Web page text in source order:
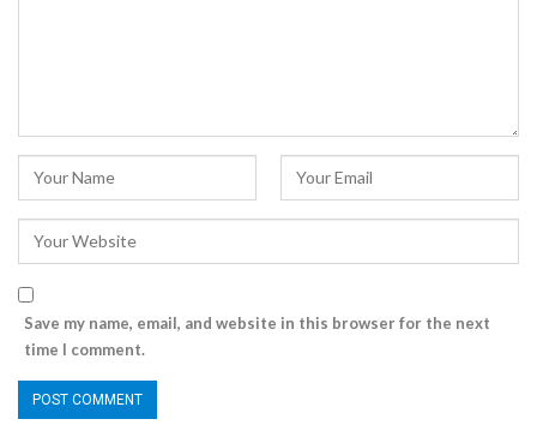
Save my name, email, and website in this browser for the next
time I comment.